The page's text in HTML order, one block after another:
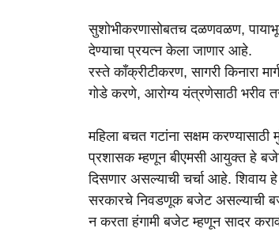
सुशोभीकरणासोबतच दळणवळण, पायाभूत
देण्याचा प्रयत्न केला जाणार आहे.
रस्ते काँक्रीटीकरण, सागरी किनारा
गोडे करणे, आरोग्य यंत्रणेसाठी भरीव
महिला बचत गटांना सक्षम
प्रशासक म्हणून बीएमसी आयुक्त हे
दिसणार असल्याची चर्चा आहे.
सरकारचे निवडणूक बजेट असल्याची
न करता हंगामी बजेट म्हणून सादर